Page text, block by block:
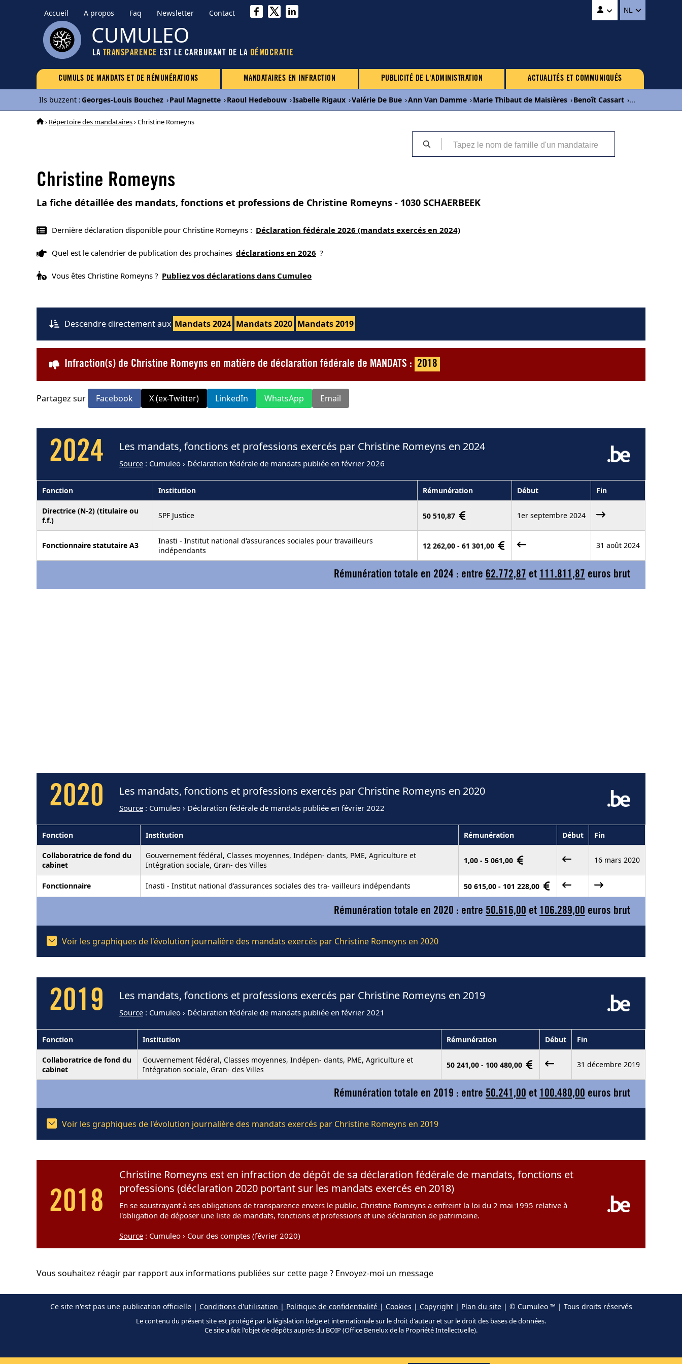
Accueil A propos Faq Newsletter Contact NL
CUMULEO
LA TRANSPARENCE EST LE CARBURANT DE LA DÉMOCRATIE
CUMULS DE MANDATS ET DE RÉMUNÉRATIONS MANDATAIRES EN INFRACTION PUBLICITÉ DE L'ADMINISTRATION ACTUALITÉS ET COMMUNIQUÉS
Ils buzzent :Georges-Louis Bouchez ›Paul Magnette ›Raoul Hedebouw ›Isabelle Rigaux ›Valérie De Bue ›Ann Van Damme ›Marie Thibaut de Maisières ›Benoît Cassart ›...
› Répertoire des mandataires› Christine Romeyns
Christine Romeyns
La fiche détaillée des mandats, fonctions et professions de Christine Romeyns - 1030 SCHAERBEEK
Dernière déclaration disponible pour Christine Romeyns : Déclaration fédérale 2026 (mandats exercés en 2024)
Quel est le calendrier de publication des prochaines déclarations en 2026 ?
Vous êtes Christine Romeyns ? Publiez vos déclarations dans Cumuleo
Descendre directement aux Mandats 2024 Mandats 2020 Mandats 2019
Infraction(s) de Christine Romeyns en matière de déclaration fédérale de MANDATS : 2018
Partagez sur Facebook X (ex-Twitter) LinkedIn WhatsApp Email
2024 Les mandats, fonctions et professions exercés par Christine Romeyns en 2024
Source : Cumuleo › Déclaration fédérale de mandats publiée en février 2026
Fonction Institution Rémunération Début Fin
Directrice (N-2) (titulaire ou
f.f.)
SPF Justice 50 510,87 1er septembre 2024
Fonctionnaire statutaire A3
Inasti - Institut national d'assurances sociales pour travailleurs
indépendants
12 262,00 - 61 301,00 31 août 2024
Rémunération totale en 2024 : entre 62.772,87 et 111.811,87 euros brut
2020 Les mandats, fonctions et professions exercés par Christine Romeyns en 2020
Source : Cumuleo › Déclaration fédérale de mandats publiée en février 2022
Fonction Institution Rémunération Début Fin
Collaboratrice de fond du
cabinet
Gouvernement fédéral, Classes moyennes, Indépen- dants, PME, Agriculture et
Intégration sociale, Gran- des Villes
1,00 - 5 061,00 16 mars 2020
Fonctionnaire Inasti - Institut national d'assurances sociales des tra- vailleurs indépendants 50 615,00 - 101 228,00
Rémunération totale en 2020 : entre 50.616,00 et 106.289,00 euros brut
Voir les graphiques de l'évolution journalière des mandats exercés par Christine Romeyns en 2020
2019 Les mandats, fonctions et professions exercés par Christine Romeyns en 2019
Source : Cumuleo › Déclaration fédérale de mandats publiée en février 2021
Fonction Institution Rémunération Début Fin
Collaboratrice de fond du
cabinet
Gouvernement fédéral, Classes moyennes, Indépen- dants, PME, Agriculture et
Intégration sociale, Gran- des Villes
50 241,00 - 100 480,00 31 décembre 2019
Rémunération totale en 2019 : entre 50.241,00 et 100.480,00 euros brut
Voir les graphiques de l'évolution journalière des mandats exercés par Christine Romeyns en 2019
2018
Christine Romeyns est en infraction de dépôt de sa déclaration fédérale de mandats, fonctions et
professions (déclaration 2020 portant sur les mandats exercés en 2018)
En se soustrayant à ses obligations de transparence envers le public, Christine Romeyns a enfreint la loi du 2 mai 1995 relative à
l'obligation de déposer une liste de mandats, fonctions et professions et une déclaration de patrimoine.
Source : Cumuleo › Cour des comptes (février 2020)
Vous souhaitez réagir par rapport aux informations publiées sur cette page ? Envoyez-moi un message
Ce site n'est pas une publication officielle | Conditions d'utilisation | Politique de confidentialité | Cookies | Copyright| Plan du site| © Cumuleo ™ | Tous droits réservés
Le contenu du présent site est protégé par la législation belge et internationale sur le droit d'auteur et sur le droit des bases de données.
Ce site a fait l'objet de dépôts auprès du BOIP (Office Benelux de la Propriété Intellectuelle).